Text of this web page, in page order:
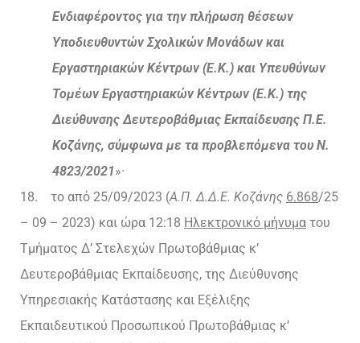
Ενδιαφέροντος για την πλήρωση θέσεων
Υποδιευθυντών Σχολικών Μονάδων και
Εργαστηριακών Κέντρων (Ε.Κ.) και Υπευθύνων
Τομέων Εργαστηριακών Κέντρων (Ε.Κ.) της
Διεύθυνσης Δευτεροβάθμιας Εκπαίδευσης Π.Ε.
Κοζάνης, σύμφωνα με τα προβλεπόμενα του Ν.
4823/2021»·
18. το από 25/09/2023 (Α.Π. Δ.Δ.Ε. Κοζάνης 6.868/25
– 09 – 2023) και ώρα 12:18 Ηλεκτρονικό μήνυμα του
Τμήματος Δ’ Στελεχών Πρωτοβάθμιας κ’
Δευτεροβάθμιας Εκπαίδευσης, της Διεύθυνσης
Υπηρεσιακής Κατάστασης και Εξέλιξης
Εκπαιδευτικού Προσωπικού Πρωτοβάθμιας κ’